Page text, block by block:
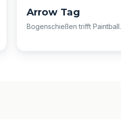
Arrow Tag
Bogenschießen trifft Paintball.